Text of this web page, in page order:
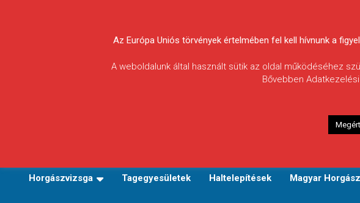
Körösvidéki Horgász
Egyesületek
Horgászvizsga Tagegyesületek Haltelepítések Magyar
Az Európa Uniós törvények értelmében fel kell hívnunk a
A weboldalunk által használt sütik az oldal működéséhez
Bővebben